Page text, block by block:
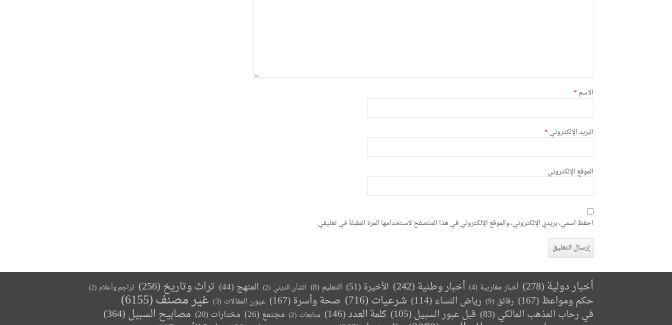
الاسم *
البريد الإلكتروني *
الموقع الإلكتروني
احفظ اسمي، بريدي الإلكتروني، والموقع الإلكتروني في هذا المتصفح لاستخدامها المرة المقبلة في تعليقي.
أخبار دولية (278) أخبار مغاربية (4) أخبار وطنية(242) الأخيرة (51) التعليم (8) الشأن الديني (2) المنهج (44) تراث وتاريخ(256) تراجم وأعلام (2)
حكم ومواعظ(167) رقائق (9) رياض النساء(114) شرعيات(716) صحة وأسرة(167) عيون المقالات (3) غير مصنف(6155)
في رحاب المذهب المالكي (83) قبل عبور السبيل(105) كلمة العدد(146) متابعات (2) مجتمع (26) مختارات (20) مصابيح السبيل(364)